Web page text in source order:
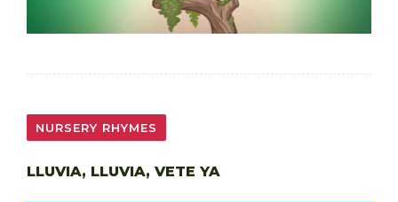
NURSERY RHYMES
LLUVIA, LLUVIA, VETE YA